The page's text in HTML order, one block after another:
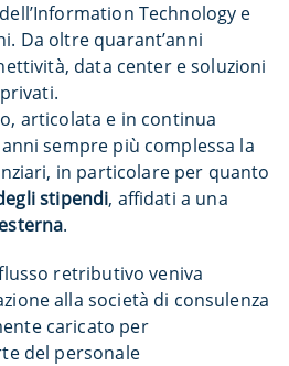
Technology e
Da oltre quarant’anni
data center e soluzioni
articolata e in continua
sempre più complessa la
in particolare per quanto
stipendi, affidati a una
.
retributivo veniva
alla società di consulenza
caricato per
del personale